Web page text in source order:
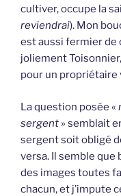
cultiver, occupe la
reviendrai). Mon
est aussi fermier de
joliement
pour un propriétaire
La question posée «
sergent » semblait
sergent soit obligé
versa. Il semble que
des images toutes
chacun, et j’impute